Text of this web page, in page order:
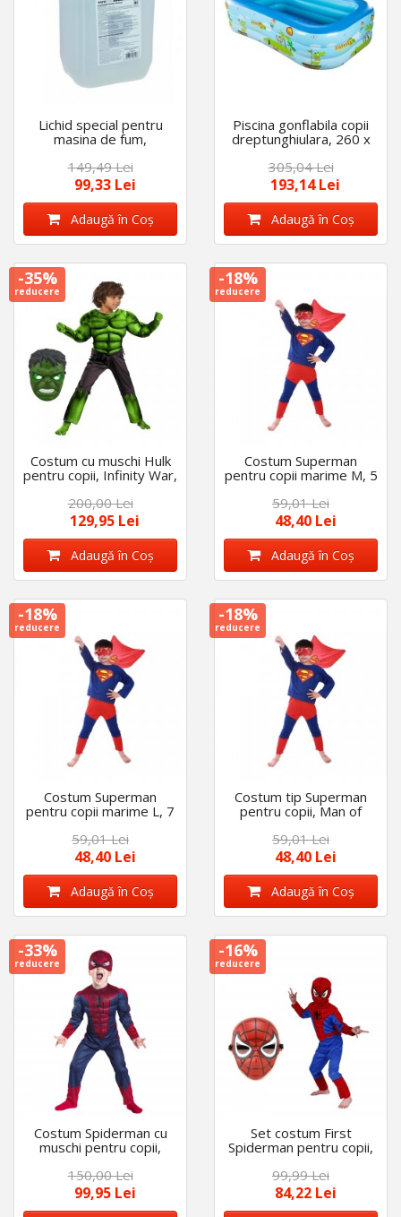
Lichid special pentru
masina de fum,
149,49 Lei
99,33 Lei
Adaugă în Coş
Piscina gonflabila copii
dreptunghiulara, 260 x
170 x 60 cm
305,04 Lei
193,14 Lei
Adaugă în Coş
-35%
reducere
Costum cu muschi Hulk
pentru copii, Infinity War,
masca inclusa, 100-
110 cm, 3-5 ani
200,00 Lei
129,95 Lei
Adaugă în Coş
-18%
reducere
Costum Superman
pentru copii marime M, 5
- 7 ani
59,01 Lei
48,40 Lei
Adaugă în Coş
-18%
reducere
Costum Superman
pentru copii marime L, 7
- 9 ani
59,01 Lei
48,40 Lei
Adaugă în Coş
-18%
reducere
Costum tip Superman
pentru copii, Man of
Steel, marime S, 3 - 5
ani. albastru
59,01 Lei
48,40 Lei
Adaugă în Coş
-33%
reducere
Costum Spiderman cu
muschi pentru copii,
rosu, 3-5 ani, 95-110 cm
150,00 Lei
99,95 Lei
-16%
reducere
Set costum First
Spiderman pentru copii,
100% poliester, 110-
120 cm si masca plastic
99,99 Lei
84,22 Lei